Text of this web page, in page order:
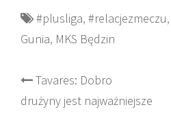
#plusliga, #relacjezmeczu,
Gunia, MKS Będzin
Post
navigation
Tavares: Dobro
drużyny jest najważniejsze